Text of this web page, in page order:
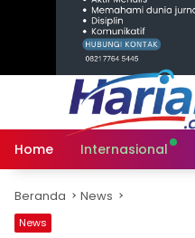
Home Internasional
Beranda News
News